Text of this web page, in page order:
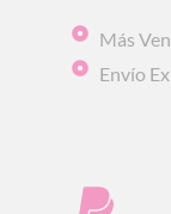
Más
Envío